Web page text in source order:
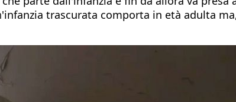
trascurata comporta in età adulta